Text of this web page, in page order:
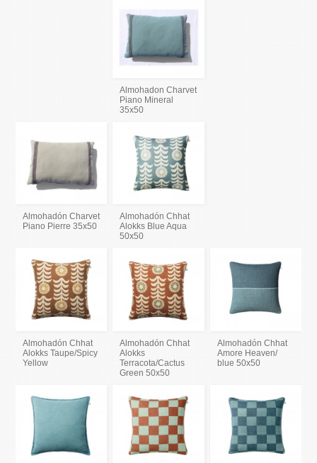
Almohadon Charvet
Piano Mineral
35x50
Almohadón Charvet
Piano Pierre 35x50
Almohadón Chhat
Alokks Blue Aqua
50x50
Almohadón Chhat
Alokks Taupe/Spicy
Yellow
Almohadón Chhat
Alokks
Terracota/Cactus
Green 50x50
Almohadón Chhat
Amore Heaven/
blue 50x50